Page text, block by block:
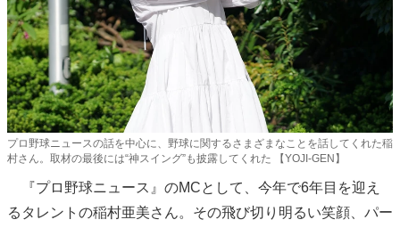
プロ野球ニュースの話を中心に、野球に関するさまざまなことを話してくれた稲
村さん。取材の最後には“神スイング”も披露してくれた 【YOJI-GEN】
『プロ野球ニュース』のMCとして、今年で6年目を迎え
るタレントの稲村亜美さん。その飛び切り明るい笑顔、パー